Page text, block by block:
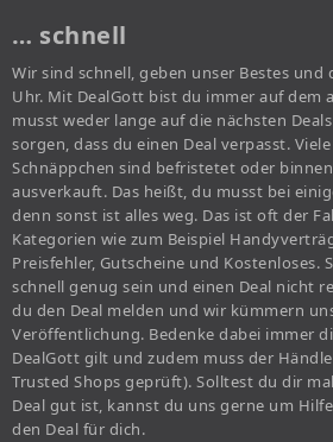
… schnell
Wir sind schnell, geben unser Bestes und
Uhr. Mit DealGott bist du immer auf dem
musst weder lange auf die nächsten
sorgen, dass du einen Deal verpasst.
Schnäppchen sind befristetet oder
ausverkauft. Das heißt, du musst bei
denn sonst ist alles weg. Das ist oft der
Kategorien wie zum Beispiel
Preisfehler, Gutscheine und Kostenloses.
schnell genug sein und einen Deal nicht
du den Deal melden und wir kümmern
Veröffentlichung. Bedenke dabei immer
DealGott gilt und zudem muss der
Trusted Shops geprüft). Solltest du dir
Deal gut ist, kannst du uns gerne um
den Deal für dich.